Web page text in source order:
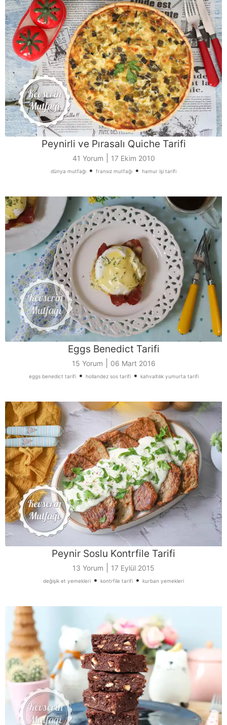
Peynirli ve Pırasalı Quiche Tarifi
41 Yorum 17 Ekim 2010
dünya mutfağı • fransız mutfağı • hamur işi tarifi
Eggs Benedict Tarifi
15 Yorum 06 Mart 2016
eggs benedict tarifi• hollandez sos tarifi• kahvaltılık yumurta tarifi
Peynir Soslu Kontrfile Tarifi
13 Yorum 17 Eylül 2015
değişik et yemekleri • kontrfile tarifi • kurban yemekleri